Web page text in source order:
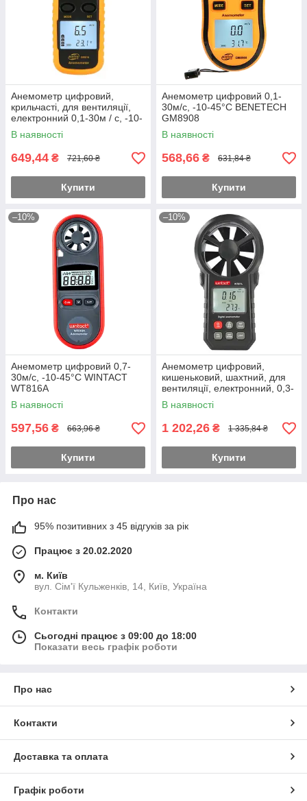
Анемометр цифровий,
крильчасті, для вентиляції,
електронний 0,1-30м / с, -10-
45 ° C BENETECH GM816
В наявності
649,44 ₴ 721,60 ₴
Купити
Анемометр цифровий 0,1-
30м/с, -10-45°C BENETECH
GM8908
В наявності
568,66 ₴ 631,84 ₴
Купити
–10%
Анемометр цифровий 0,7-
30м/с, -10-45°C WINTACT
WT816A
В наявності
597,56 ₴ 663,96 ₴
Купити
–10%
Анемометр цифровий,
кишеньковий, шахтний, для
вентиляції, електронний, 0,3-
30м / с, -10-45 ° C WINTACT
WT87A
В наявності
1 202,26 ₴ 1 335,84 ₴
Купити
Про нас
95% позитивних з 45 відгуків за рік
Працює з 20.02.2020
м. Київ
вул. Сім'ї Кульженків, 14, Київ, Україна
Контакти
Сьогодні працює з 09:00 до 18:00
Показати весь графік роботи
Про нас
Контакти
Доставка та оплата
Графік роботи